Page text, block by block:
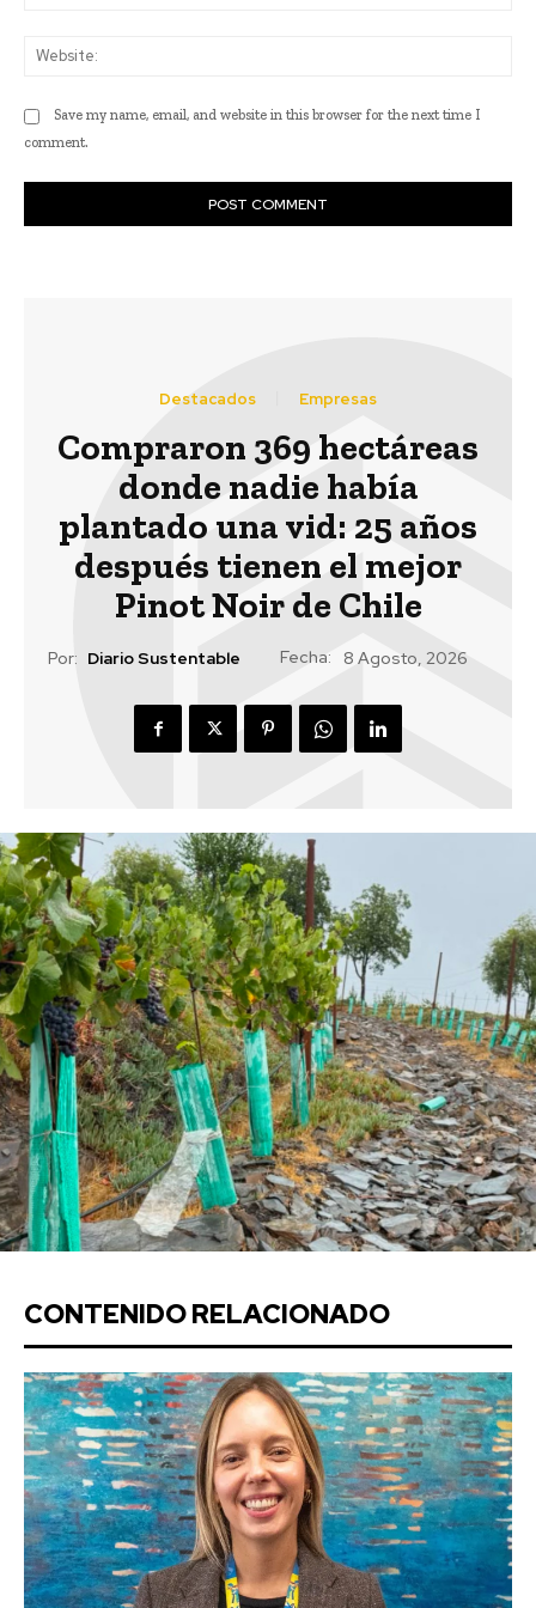
Save my name, email, and website in this browser for the next time I
comment.